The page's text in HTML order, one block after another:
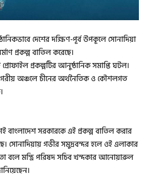
দেশের দক্ষিণ-পূর্ব উপকূলে সোনাদিয়া
প্রকল্প বাতিল করেছে।
প্রকল্পটির আনুষ্ঠানিক সমাপ্তি ঘটল।
অঞ্চলে চীনের অর্থনৈতিক ও কৌশলগত
বাংলাদেশ সরকারকে এই প্রকল্প বাতিল করার
সোনাদিয়ায় গভীর সমুদ্রবন্দর হলে ওই এলাকার
বলে মন্ত্রি পরিষদ সচিব খন্দকার আনোয়ারুল